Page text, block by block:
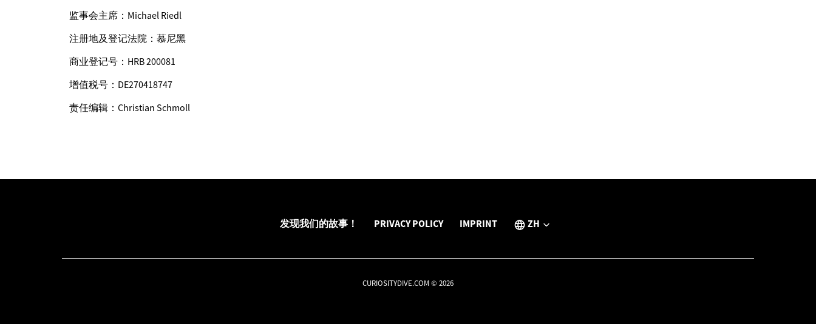
监事会主席：Michael Riedl
注册地及登记法院：慕尼黑
商业登记号：HRB 200081
增值税号：DE270418747
责任编辑：Christian Schmoll
发现我们的故事！ PRIVACY POLICY IMPRINT ZH
CURIOSITYDIVE.COM © 2026